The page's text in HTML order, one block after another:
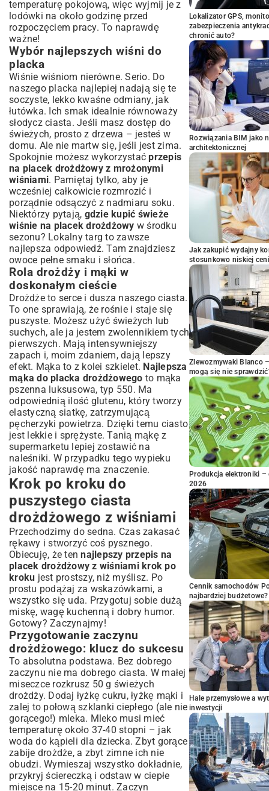
temperaturę pokojową, więc wyjmij je z
lodówki na około godzinę przed
rozpoczęciem pracy. To naprawdę
ważne!
Wybór najlepszych wiśni do
placka
Wiśnie wiśniom nierówne. Serio. Do
naszego placka najlepiej nadają się te
soczyste, lekko kwaśne odmiany, jak
łutówka. Ich smak idealnie równoważy
słodycz ciasta. Jeśli masz dostęp do
świeżych, prosto z drzewa – jesteś w
domu. Ale nie martw się, jeśli jest zima.
Spokojnie możesz wykorzystaćprzepis
na placek drożdżowy z mrożonymi
wiśniami. Pamiętaj tylko, aby je
wcześniej całkowicie rozmrozić i
porządnie odsączyć z nadmiaru soku.
Niektórzy pytają, gdzie kupić świeże
wiśnie na placek drożdżowy w środku
sezonu? Lokalny targ to zawsze
najlepsza odpowiedź. Tam znajdziesz
owoce pełne smaku i słońca.
Rola drożdży i mąki w
doskonałym cieście
Drożdże to serce i dusza naszego ciasta.
To one sprawiają, że rośnie i staje się
puszyste. Możesz użyć świeżych lub
suchych, ale ja jestem zwolennikiem tych
pierwszych. Mają intensywniejszy
zapach i, moim zdaniem, dają lepszy
efekt. Mąka to z kolei szkielet. Najlepsza
mąka do placka drożdżowego to mąka
pszenna luksusowa, typ 550. Ma
odpowiednią ilość glutenu, który tworzy
elastyczną siatkę, zatrzymującą
pęcherzyki powietrza. Dzięki temu ciasto
jest lekkie i sprężyste. Tanią mąkę z
supermarketu lepiej zostawić na
naleśniki. W przypadku tego wypieku
jakość naprawdę ma znaczenie.
Krok po kroku do
puszystego ciasta
drożdżowego z wiśniami
Przechodzimy do sedna. Czas zakasać
rękawy i stworzyć coś pysznego.
Obiecuję, że tennajlepszy przepis na
placek drożdżowy z wiśniami krok po
kroku jest prostszy, niż myślisz. Po
prostu podążaj za wskazówkami, a
wszystko się uda. Przygotuj sobie dużą
miskę, wagę kuchenną i dobry humor.
Gotowy? Zaczynajmy!
Przygotowanie zaczynu
drożdżowego: klucz do sukcesu
To absolutna podstawa. Bez dobrego
zaczynu nie ma dobrego ciasta. W małej
miseczce rozkrusz 50 g świeżych
drożdży. Dodaj łyżkę cukru, łyżkę mąki i
zalej to połową szklanki ciepłego (ale nie
gorącego!) mleka. Mleko musi mieć
temperaturę około 37-40 stopni – jak
woda do kąpieli dla dziecka. Zbyt gorące
zabije drożdże, a zbyt zimne ich nie
obudzi. Wymieszaj wszystko dokładnie,
przykryj ściereczką i odstaw w ciepłe
miejsce na 15-20 minut. Zaczyn
Lokalizator GPS,
zabezpieczenia
chronić auto?
Rozwiązania BIM jako
architektonicznej
Jak zakupić wydajny
stosunkowo niskiej
Zlewozmywaki Blanco
mogą się nie
Produkcja elektroniki –
2026
Cennik samochodów
najbardziej budżetowe?
Hale przemysłowe a
inwestycji